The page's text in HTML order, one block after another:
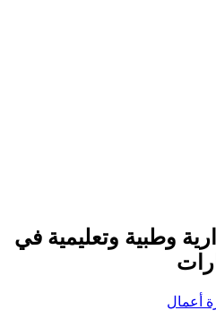
إدارية وطبية وتعليمية في
أعمال